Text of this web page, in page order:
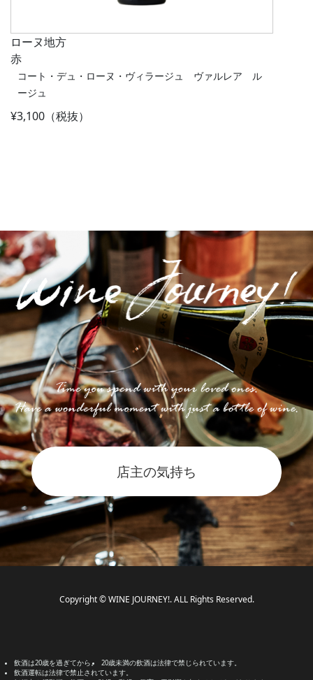
ローヌ地方
赤
コート・デュ・ローヌ・ヴィラージュ ヴァルレア ル
ージュ
¥3,100（税抜）
店主の気持ち
Copyright © WINE JOURNEY!. ALL Rights Reserved.
飲酒は20歳を過ぎてから。
20歳未満の飲酒は法律で禁じられています。
飲酒運転は法律で禁止されています。